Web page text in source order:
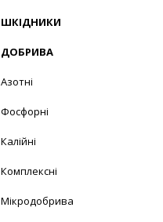
ШКІДНИКИ
ДОБРИВА
Азотні
Фосфорні
Калійні
Комплексні
Мікродобрива